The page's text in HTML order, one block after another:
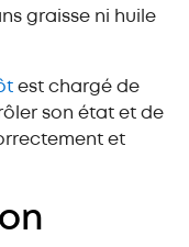
graisse ni huile
est chargé de
son état et de
et